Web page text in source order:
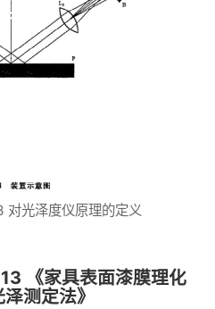
光泽度仪原理的定义
《家具表面漆膜理化
测定法》